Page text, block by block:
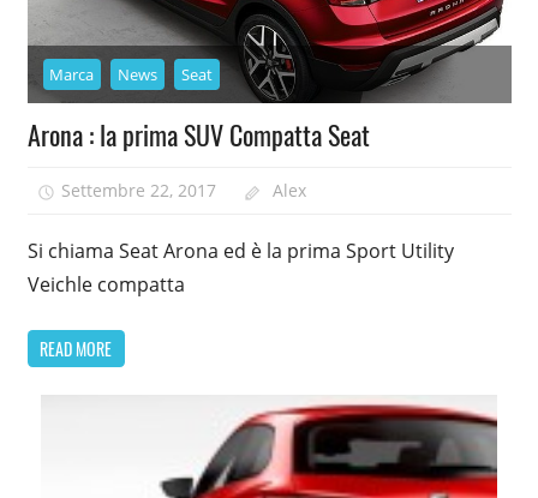
Marca News Seat
Arona : la prima SUV Compatta Seat
Settembre 22, 2017 Alex
Si chiama Seat Arona ed è la prima Sport Utility
Veichle compatta
READ MORE